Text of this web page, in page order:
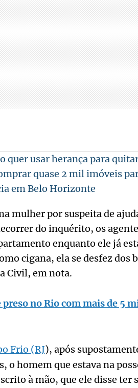
quer usar herança para
quase 2 mil imóveis
em Belo Horizonte
mulher por suspeita de
do inquérito, os
enquanto ele já
cigana, ela se desfez dos
Civil, em nota.
no Rio com mais de 5
Frio (RJ), após
o homem que estava na
à mão, que ele disse ter